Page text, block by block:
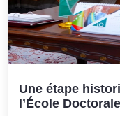
Une étape
l’École